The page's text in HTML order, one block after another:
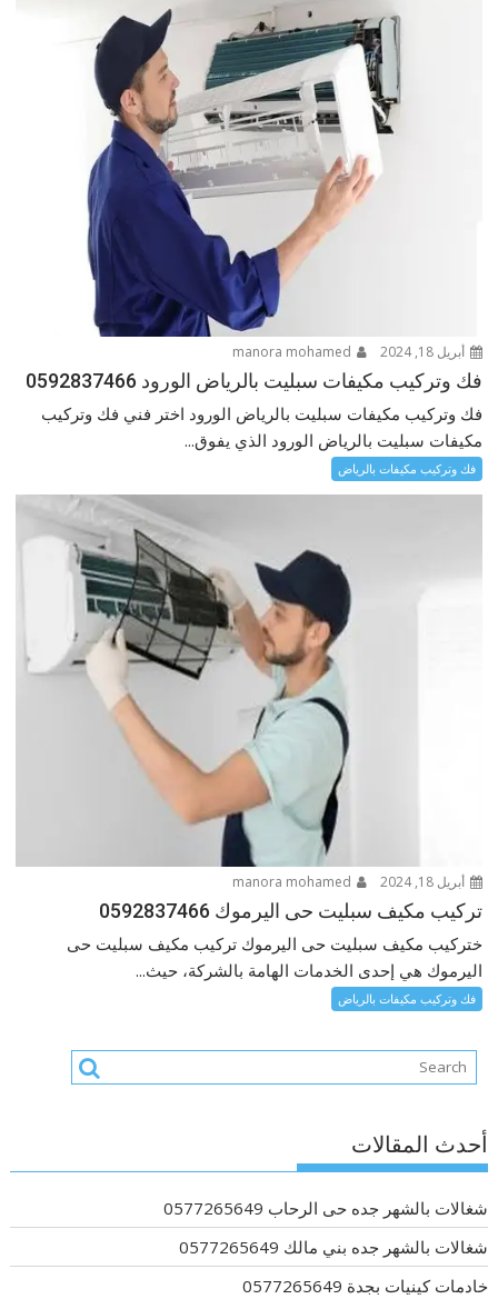
أبريل 18, 2024
فك وتركيب مكيفات سبليت بالرياض الورود 0592837466
فك وتركيب مكيفات سبليت بالرياض الورود اختر فني فك وتركيب
مكيفات سبليت بالرياض الورود الذي يفوق...
فك وتركيب مكيفات بالرياض
أبريل 18, 2024
تركيب مكيف سبليت حى اليرموك 0592837466
ختركيب مكيف سبليت حى اليرموك تركيب مكيف سبليت حى
اليرموك هي إحدى الخدمات الهامة بالشركة، حيث...
فك وتركيب مكيفات بالرياض
أحدث المقالات
شغالات بالشهر جده حى الرحاب 0577265649
شغالات بالشهر جده بني مالك 0577265649
خادمات كينيات بجدة 0577265649